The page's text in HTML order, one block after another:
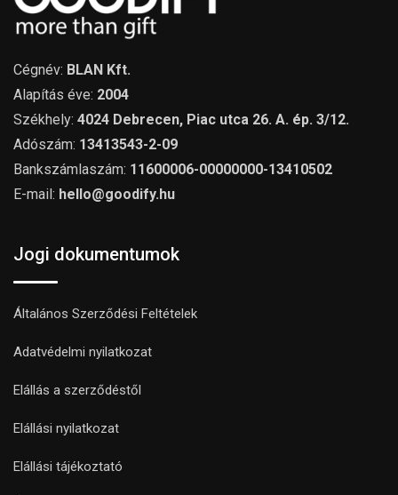
Cégnév: BLAN Kft.
Alapítás éve: 2004
Székhely: 4024 Debrecen, Piac utca 26. A. ép. 3/12.
Adószám: 13413543-2-09
Bankszámlaszám: 11600006-00000000-13410502
E-mail: hello@goodify.hu
Jogi dokumentumok
Általános Szerződési Feltételek
Adatvédelmi nyilatkozat
Elállás a szerződéstől
Elállási nyilatkozat
Elállási tájékoztató